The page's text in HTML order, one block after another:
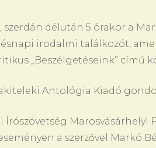
szerdán délután 5 órakor a
irodalmi találkozót,
„Beszélgetéseink” című
Antológia Kiadó
Írószövetség Marosvásárhelyi
a szerzővel Markó